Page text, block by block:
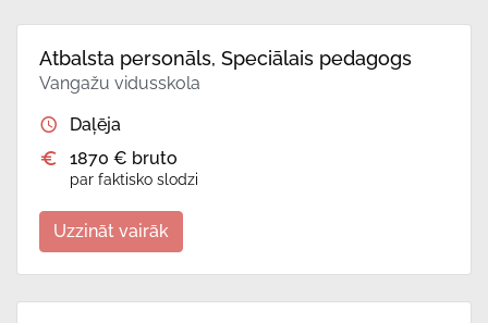
Atbalsta personāls, Speciālais pedagogs
Vangažu vidusskola
Daļēja
1870 € bruto
par faktisko slodzi
Uzzināt vairāk